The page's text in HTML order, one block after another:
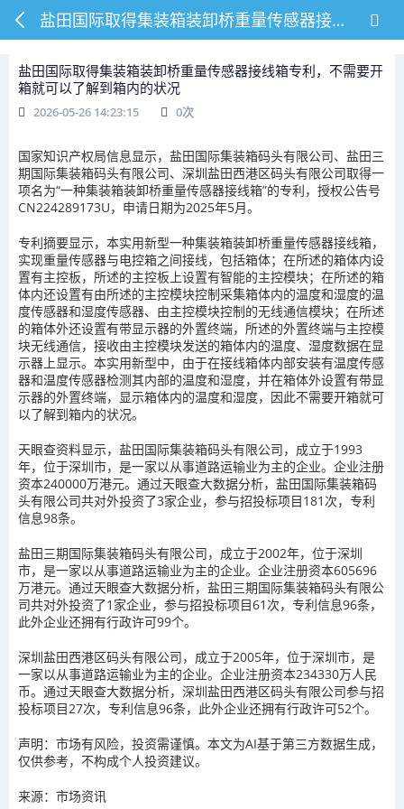
盐田国际取得集装箱装卸桥重量传感器接线箱专利，不需要开箱就可以了解到箱内的状况
盐田国际取得集装箱装卸桥重量传感器接线箱专利，不需要开
箱就可以了解到箱内的状况
2026-05-26 14:23:15 0次
国家知识产权局信息显示，盐田国际集装箱码头有限公司、盐田三
期国际集装箱码头有限公司、深圳盐田西港区码头有限公司取得一
项名为“一种集装箱装卸桥重量传感器接线箱”的专利，授权公告号
CN224289173U，申请日期为2025年5月。
专利摘要显示，本实用新型一种集装箱装卸桥重量传感器接线箱，
实现重量传感器与电控箱之间接线，包括箱体；在所述的箱体内设
置有主控板，所述的主控板上设置有智能的主控模块；在所述的箱
体内还设置有由所述的主控模块控制采集箱体内的温度和湿度的温
度传感器和湿度传感器、由主控模块控制的无线通信模块；在所述
的箱体外还设置有带显示器的外置终端，所述的外置终端与主控模
块无线通信，接收由主控模块发送的箱体内的温度、湿度数据在显
示器上显示。本实用新型中，由于在接线箱体内部安装有温度传感
器和温度传感器检测其内部的温度和湿度，并在箱体外设置有带显
示器的外置终端，显示箱体内的温度和湿度，因此不需要开箱就可
以了解到箱内的状况。
天眼查资料显示，盐田国际集装箱码头有限公司，成立于1993
年，位于深圳市，是一家以从事道路运输业为主的企业。企业注册
资本240000万港元。通过天眼查大数据分析，盐田国际集装箱码
头有限公司共对外投资了3家企业，参与招投标项目181次，专利
信息98条。
盐田三期国际集装箱码头有限公司，成立于2002年，位于深圳
市，是一家以从事道路运输业为主的企业。企业注册资本605696
万港元。通过天眼查大数据分析，盐田三期国际集装箱码头有限公
司共对外投资了1家企业，参与招投标项目61次，专利信息96条，
此外企业还拥有行政许可99个。
深圳盐田西港区码头有限公司，成立于2005年，位于深圳市，是
一家以从事道路运输业为主的企业。企业注册资本234330万人民
币。通过天眼查大数据分析，深圳盐田西港区码头有限公司参与招
投标项目27次，专利信息96条，此外企业还拥有行政许可52个。
声明：市场有风险，投资需谨慎。本文为AI基于第三方数据生成，
仅供参考，不构成个人投资建议。
来源：市场资讯